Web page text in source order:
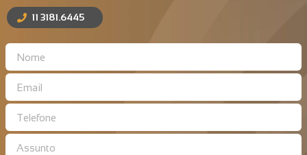
11 3181.6445